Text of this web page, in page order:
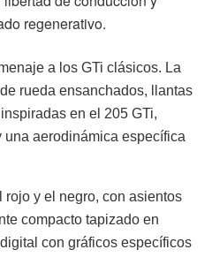
regenerativo.
a los GTi clásicos. La
rueda ensanchados, llantas
en el 205 GTi,
aerodinámica específica
rojo y el negro, con asientos
compacto tapizado en
con gráficos específicos